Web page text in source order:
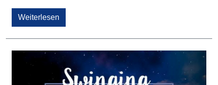
Weiterlesen